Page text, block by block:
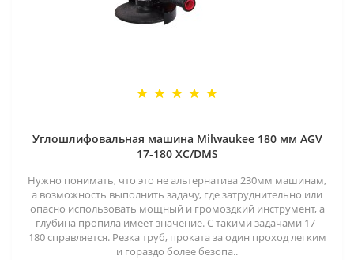
Углошлифовальная машина Milwaukee 180 мм AGV
17-180 XC/DMS
Нужно понимать, что это не альтернатива 230мм машинам,
а возможность выполнить задачу, где затруднительно или
опасно использовать мощный и громоздкий инструмент, а
глубина пропила имеет значение. С такими задачами 17-
180 справляется. Резка труб, проката за один проход легким
и гораздо более безопа..